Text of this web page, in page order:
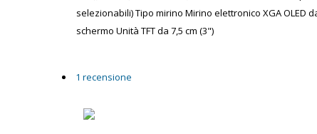
selezionabili) Tipo mirino Mirino elettronico XGA OLED
schermo Unità TFT da 7,5 cm (3")
1 recensione